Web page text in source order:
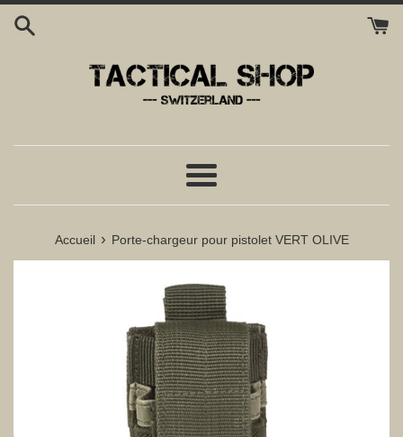
Passer
Menu
Accueil › Porte-chargeur pour pistolet VERT OLIVE